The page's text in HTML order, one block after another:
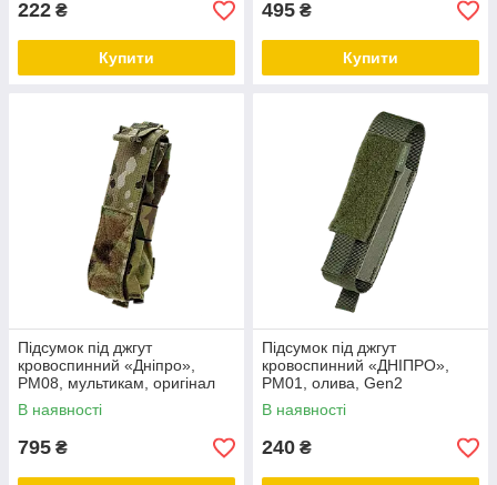
222 ₴
Купити
495 ₴
Купити
Підсумок під джгут
кровоспинний «Дніпро»,
РМ08, мультикам, оригінал
В наявності
795 ₴
Підсумок під джгут
кровоспинний «ДНІПРО»,
РМ01, олива, Gen2
В наявності
240 ₴